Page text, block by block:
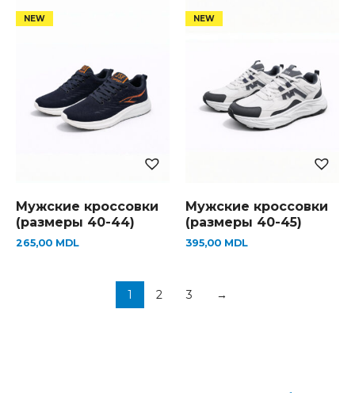
Мужские кроссовки
(размеры 40-44)
265,00 MDL
Мужские кроссовки
(размеры 40-45)
395,00 MDL
1 2 3 →